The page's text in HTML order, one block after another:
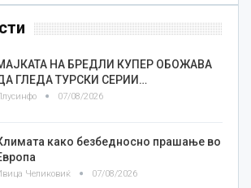
НА БРЕДЛИ КУПЕР ОБОЖАВА
ГЛЕДА ТУРСКИ СЕРИИ…
07/08/2026
како безбедносно прашање во
Челиковиќ 07/08/2026